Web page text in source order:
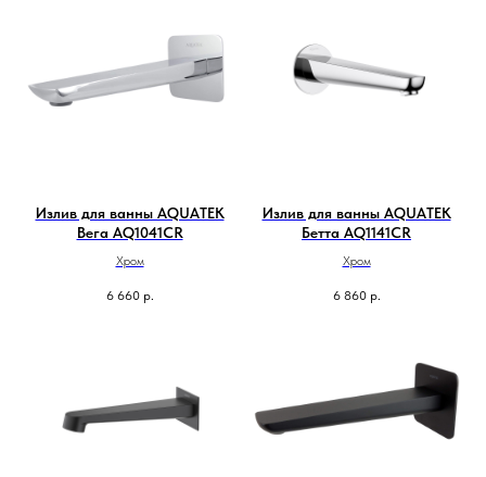
Излив для ванны AQUATEK
Вега AQ1041CR
Хром
6 660 р.
Излив для ванны AQUATEK
Бетта AQ1141CR
Хром
6 860 р.